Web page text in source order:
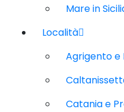
Mare in
Località
Agrigento e
Catania e